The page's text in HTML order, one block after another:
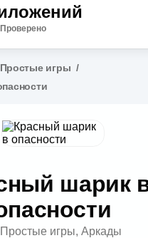
Проверено
Простые игры /
шарик
Простые игры, Аркады